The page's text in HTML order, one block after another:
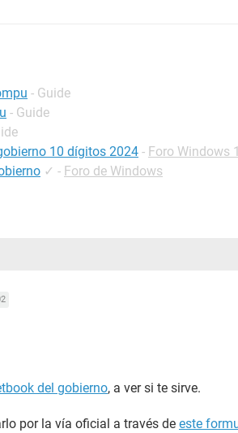
- Guide
- Guide
10 dígitos 2024 - Foro Windows
✓ - Foro de Windows
del gobierno, a ver si te sirve.
por la vía oficial a través de este